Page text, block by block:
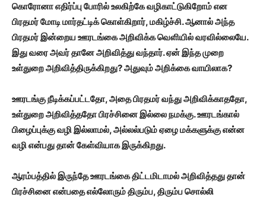
கொரோனா எதிர்ப்பு போரில் உலகிற்கே வழிகாட்டுகிறோம் என
பிரதமர் மோடி மார்தட்டிக் கொள்கிறார், மகிழ்ச்சி. ஆனால் அந்த
பிரதமர் இன்றைய ஊரடங்கை அறிவிக்க வெளியில் வரவில்லையே.
இது வரை அவர் தானே அறிவித்து வந்தார். ஏன் இந்த முறை
உள்துறை அறிவித்திருக்கிறது? அதுவும் அறிக்கை வாயிலாக?
ஊரடங்கு நீடிக்கப்பட்டதோ, அதை பிரதமர் வந்து அறிவிக்காததோ,
உள்துறை அறிவித்ததோ பிரச்சினை இல்லை நமக்கு. ஊரடங்கால்
பிழைப்புக்கு வழி இல்லாமல், அல்லல்படும் ஏழை மக்களுக்கு என்ன
வழி என்பது தான் கேள்வியாக இருக்கிறது.
ஆரம்பத்தில் இருந்தே ஊரடங்கை திட்டமிடாமல் அறிவித்தது தான்
பிரச்சினை என்பதை எல்லோரும் திரும்ப, திரும்ப சொல்லி